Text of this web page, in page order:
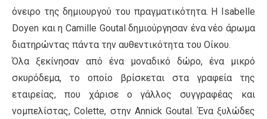
όνειρο της δημιουργού του πραγματικότητα. Η Isabelle
Doyen και η Camille Goutal δημιούργησαν ένα νέο άρωμα
διατηρώντας πάντα την αυθεντικότητα του Οίκου.
Όλα ξεκίνησαν από ένα μοναδικό δώρο, ένα μικρό
σκυρόδεμα, το οποίο βρίσκεται στα γραφεία της
εταιρείας, που χάρισε ο γάλλος συγγραφέας και
νομπελίστας, Colette, στην Annick Goutal. Ένα ξυλώδες